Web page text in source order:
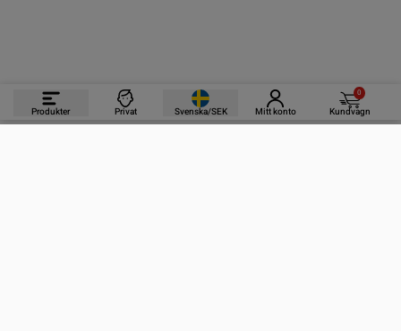
Produkter Privat Svenska/SEK Mitt konto
0
Kundvagn